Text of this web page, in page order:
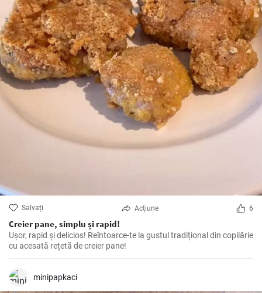
Salvați Acțiune 6
Creier pane, simplu și rapid!
Ușor, rapid și delicios! Reîntoarce-te la gustul tradițional din copilărie
cu acesată rețetă de creier pane!
minipapkaci